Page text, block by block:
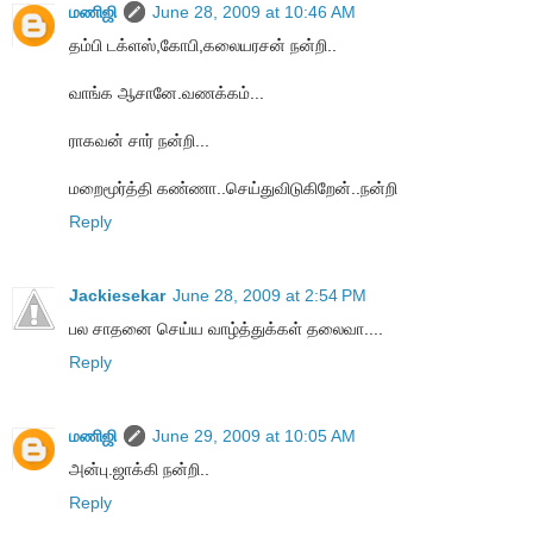
மணிஜி
June 28, 2009 at 10:46 AM
தம்பி டக்ளஸ்,கோபி,கலையரசன் நன்றி..
வாங்க ஆசானே.வணக்கம்...
ராகவன் சார் நன்றி...
மறைமூர்த்தி கண்ணா..செய்துவிடுகிறேன்..நன்றி
Reply
Jackiesekar June 28, 2009 at 2:54 PM
பல சாதனை செய்ய வாழ்த்துக்கள் தலைவா....
Reply
மணிஜி
June 29, 2009 at 10:05 AM
அன்பு.ஜாக்கி நன்றி..
Reply